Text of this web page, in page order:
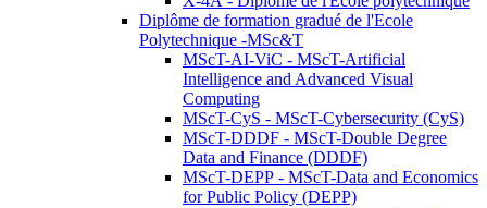
Diplôme de formation gradué de l'Ecole
Polytechnique -MSc&T
MScT-AI-ViC - MScT-Artificial
Intelligence and Advanced Visual
Computing
MScT-CyS - MScT-Cybersecurity (CyS)
MScT-DDDF - MScT-Double Degree
Data and Finance (DDDF)
MScT-DEPP - MScT-Data and Economics
for Public Policy (DEPP)